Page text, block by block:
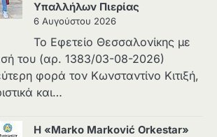
Υπαλλήλων Πιερίας
6 Αυγούστου 2026
Το Εφετείο Θεσσαλονίκης με
του (αρ. 1383/03-08-2026)
φορά τον Κωνσταντίνο Κιτιξή,
και…
Η «Marko Marković Orkestar»